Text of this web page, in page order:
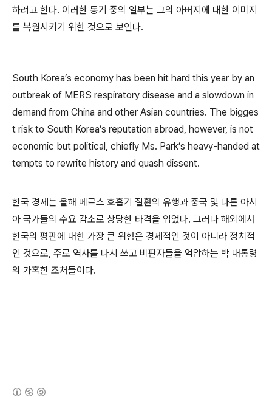
하려고 한다. 이러한 동기 중의 일부는 그의 아버지에 대한 이미지
를 복원시키기 위한 것으로 보인다.
South Korea’s economy has been hit hard this year by an
outbreak of MERS respiratory disease and a slowdown in
demand from China and other Asian countries. The bigges
t risk to South Korea’s reputation abroad, however, is not
economic but political, chiefly Ms. Park’s heavy-handed at
tempts to rewrite history and quash dissent.
한국 경제는 올해 메르스 호흡기 질환의 유행과 중국 및 다른 아시
아 국가들의 수요 감소로 상당한 타격을 입었다. 그러나 해외에서
한국의 평판에 대한 가장 큰 위험은 경제적인 것이 아니라 정치적
인 것으로, 주로 역사를 다시 쓰고 비판자들을 억압하는 박 대통령
의 가혹한 조처들이다.